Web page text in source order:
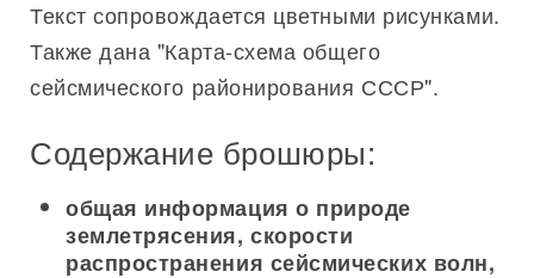
Текст сопровождается цветными рисунками.
Также дана "Карта-схема общего
сейсмического районирования СССР".
Содержание брошюры:
общая информация о природе
землетрясения, скорости
распространения сейсмических волн,